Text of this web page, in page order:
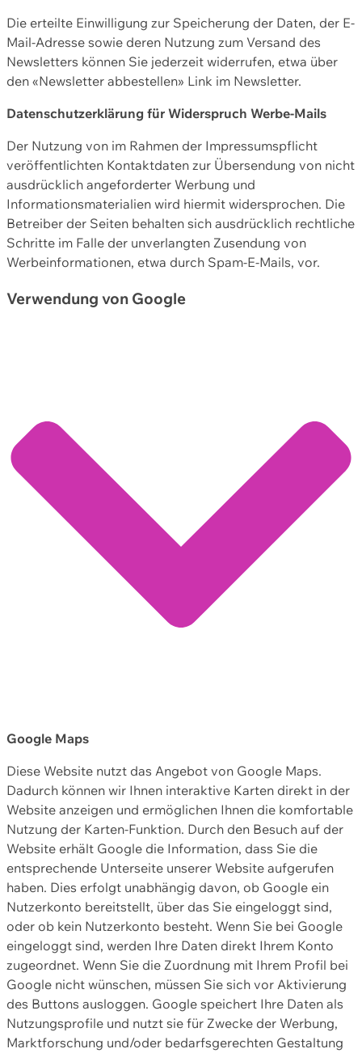
Die erteilte Einwilligung zur Speicherung der Daten, der E-
Mail-Adresse sowie deren Nutzung zum Versand des
Newsletters können Sie jederzeit widerrufen, etwa über
den «Newsletter abbestellen» Link im Newsletter.
Datenschutzerklärung für Widerspruch Werbe-Mails
Der Nutzung von im Rahmen der Impressumspflicht
veröffentlichten Kontaktdaten zur Übersendung von nicht
ausdrücklich angeforderter Werbung und
Informationsmaterialien wird hiermit widersprochen. Die
Betreiber der Seiten behalten sich ausdrücklich rechtliche
Schritte im Falle der unverlangten Zusendung von
Werbeinformationen, etwa durch Spam-E-Mails, vor.
Verwendung von Google
Google Maps
Diese Website nutzt das Angebot von Google Maps.
Dadurch können wir Ihnen interaktive Karten direkt in der
Website anzeigen und ermöglichen Ihnen die komfortable
Nutzung der Karten-Funktion. Durch den Besuch auf der
Website erhält Google die Information, dass Sie die
entsprechende Unterseite unserer Website aufgerufen
haben. Dies erfolgt unabhängig davon, ob Google ein
Nutzerkonto bereitstellt, über das Sie eingeloggt sind,
oder ob kein Nutzerkonto besteht. Wenn Sie bei Google
eingeloggt sind, werden Ihre Daten direkt Ihrem Konto
zugeordnet. Wenn Sie die Zuordnung mit Ihrem Profil bei
Google nicht wünschen, müssen Sie sich vor Aktivierung
des Buttons ausloggen. Google speichert Ihre Daten als
Nutzungsprofile und nutzt sie für Zwecke der Werbung,
Marktforschung und/oder bedarfsgerechten Gestaltung